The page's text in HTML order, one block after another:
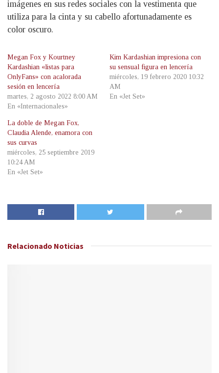
imágenes en sus redes sociales con la vestimenta que
utiliza para la cinta y su cabello afortunadamente es
color oscuro.
Megan Fox y Kourtney
Kardashian «listas para
OnlyFans» con acalorada
sesión en lencería
martes, 2 agosto 2022 8:00 AM
En «Internacionales»
Kim Kardashian impresiona con
su sensual figura en lencería
miércoles, 19 febrero 2020 10:32
AM
En «Jet Set»
La doble de Megan Fox,
Claudia Alende, enamora con
sus curvas
miércoles, 25 septiembre 2019
10:24 AM
En «Jet Set»
Relacionado Noticias